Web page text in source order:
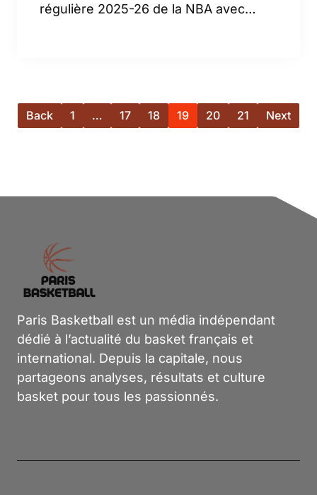
régulière 2025-26 de la NBA avec…
Back 1 … 17 18 19 20 21 Next
Paris Basketball est un média indépendant
dédié à l’actualité du basket français et
international. Depuis la capitale, nous
partageons analyses, résultats et culture
basket pour tous les passionnés.